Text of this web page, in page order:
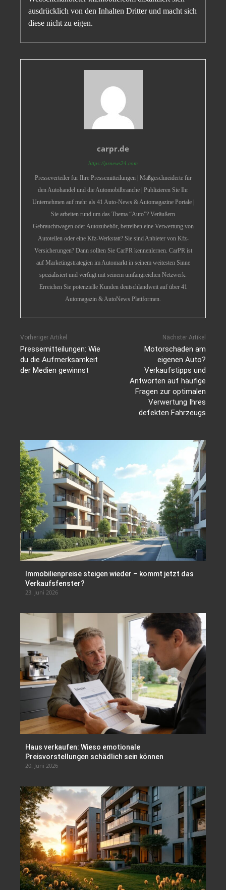
ausdrücklich von den Inhalten Dritter und macht sich
diese nicht zu eigen.
carpr.de
https://prnews24.com
Presseverteiler für Ihre Pressemitteilungen | Maßgeschneiderte für
den Autohandel und die Automobilbranche | Publizieren Sie Ihr
Unternehmen auf mehr als 41 Auto-News & Automagazine Portale |
Sie arbeiten rund um das Thema “Auto”? Veräußern
Gebrauchtwagen oder Autozubehör, betreiben eine Verwertung von
Autoteilen oder eine Kfz-Werkstatt? Sie sind Anbieter von Kfz-
Versicherungen? Dann sollten Sie CarPR kennenlernen. CarPR ist
auf Marketingstrategien im Automarkt in seinem weitesten Sinne
spezialisiert und verfügt mit seinem umfangreichen Netzwerk.
Erreichen Sie potenzielle Kunden deutschlandweit auf über 41
Automagazin & AutoNews Plattformen.
Vorheriger Artikel
Pressemitteilungen: Wie
du die Aufmerksamkeit
der Medien gewinnst
Nächster Artikel
Motorschaden am
eigenen Auto?
Verkaufstipps und
Antworten auf häufige
Fragen zur optimalen
Verwertung Ihres
defekten Fahrzeugs
Immobilienpreise steigen wieder – kommt jetzt das
Verkaufsfenster?
23. Juni 2026
Haus verkaufen: Wieso emotionale
Preisvorstellungen schädlich sein können
20. Juni 2026